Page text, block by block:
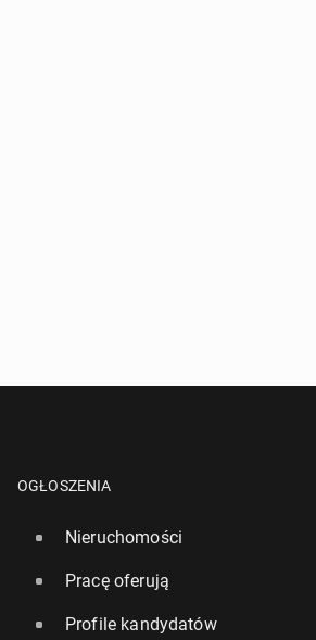
OGŁOSZENIA
Nieruchomości
Pracę oferują
Profile kandydatów